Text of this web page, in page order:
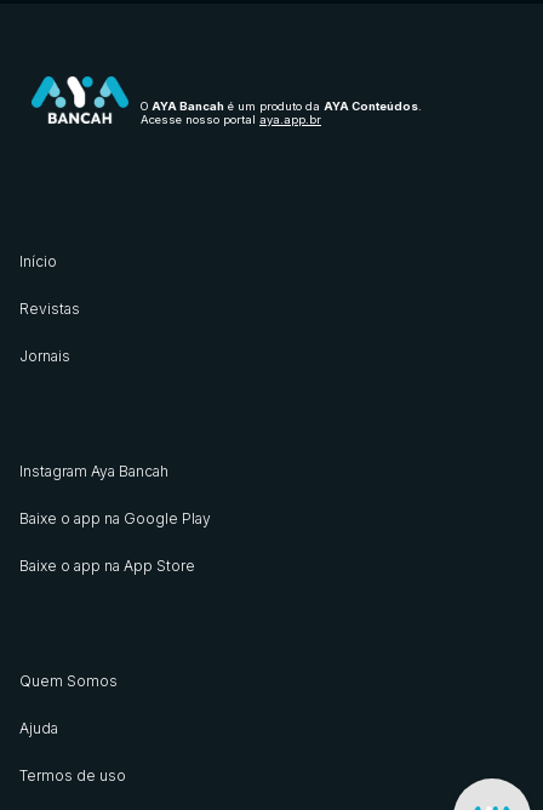
O AYA Bancah é um produto da AYA Conteúdos.
Acesse nosso portal aya.app.br
Início
Revistas
Jornais
Instagram Aya Bancah
Baixe o app na Google Play
Baixe o app na App Store
Quem Somos
Ajuda
Termos de uso